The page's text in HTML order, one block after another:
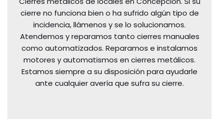
cierre no funciona bien o ha sufrido algún tipo de
incidencia, llámenos y se lo solucionamos.
Atendemos y reparamos tanto cierres manuales
como automatizados. Reparamos e instalamos
motores y automatismos en cierres metálicos.
Estamos siempre a su disposición para ayudarle
ante cualquier avería que sufra su cierre.